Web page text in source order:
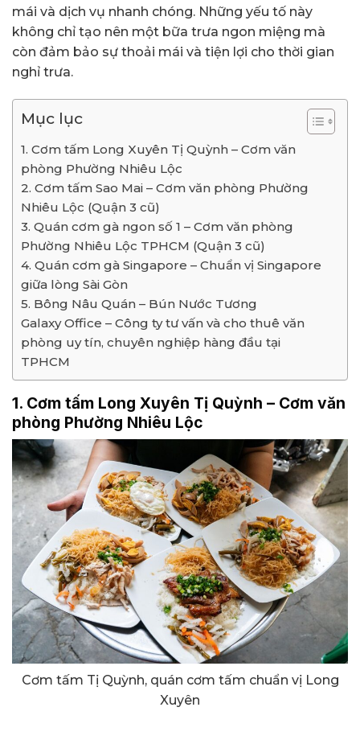
mái và dịch vụ nhanh chóng. Những yếu tố này
không chỉ tạo nên một bữa trưa ngon miệng mà
còn đảm bảo sự thoải mái và tiện lợi cho thời gian
nghỉ trưa.
Mục lục
1. Cơm tấm Long Xuyên Tị Quỳnh – Cơm văn
phòng Phường Nhiêu Lộc
2. Cơm tấm Sao Mai – Cơm văn phòng Phường
Nhiêu Lộc (Quận 3 cũ)
3. Quán cơm gà ngon số 1 – Cơm văn phòng
Phường Nhiêu Lộc TPHCM (Quận 3 cũ)
4. Quán cơm gà Singapore – Chuẩn vị Singapore
giữa lòng Sài Gòn
5. Bông Nâu Quán – Bún Nước Tương
Galaxy Office – Công ty tư vấn và cho thuê văn
phòng uy tín, chuyên nghiệp hàng đầu tại
TPHCM
1. Cơm tấm Long Xuyên Tị Quỳnh – Cơm văn
phòng Phường Nhiêu Lộc
Cơm tấm Tị Quỳnh, quán cơm tấm chuẩn vị Long
Xuyên